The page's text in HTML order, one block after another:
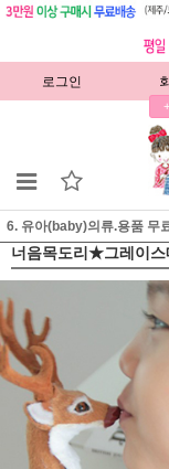
로그인
6. 유아(baby)의류.용품 무
너음목도리★그레이스